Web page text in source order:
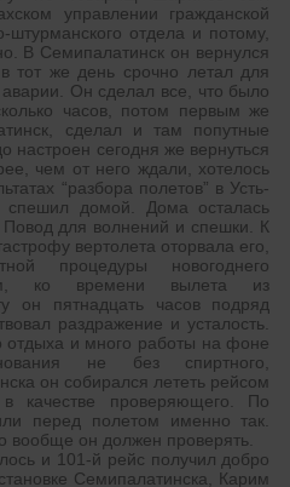
управлении гражданской
штурманского отдела и потому,
В Семипалатинск он вернулся
тот же день срочно летал для
Он сделал все, что было
часов, потом первым же
сделал и там попутные
настроен сегодня же вернуться
чем от него ждали, хотелось
“разбора полетов” в Усть-
спешил домой. Дома осталась
для волнений и спешки. К
вертолета оторвала его,
процедуры новогоднего
ко времени вылета из
он пятнадцать часов подряд
раздражение и усталость.
отдыха и много работы на фоне
не без спиртного,
он собирался лететь рейсом
качестве проверяющего. По
перед полетом именно так.
вообще он должен проверять.
и 101-й рейс получил добро
Семипалатинска, Карим